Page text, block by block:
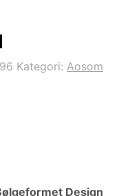
Kategori: Aosom
Design